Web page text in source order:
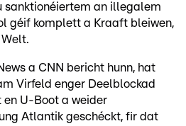
sanktionéiertem an illegalem
géif komplett a Kraaft bleiwen,
a CNN bericht hunn, hat
Virfeld enger Deelblockad
en U-Boot a weider
Atlantik geschéckt, fir dat